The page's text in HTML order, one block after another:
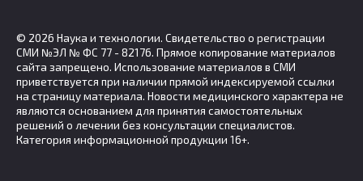
© 2026 Наука и технологии. Свидетельство о регистрации
СМИ №ЭЛ № ФС 77 - 82176. Прямое копирование материалов
сайта запрещено. Использование материалов в СМИ
приветствуется при наличии прямой индексируемой ссылки
на страницу материала. Новости медицинского характера не
являются основанием для принятия самостоятельных
решений о лечении без консультации специалистов.
Категория информационной продукции 16+.